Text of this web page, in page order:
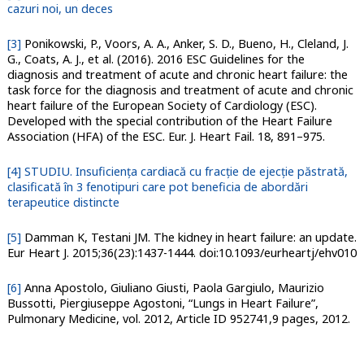
cazuri noi, un deces
[3] Ponikowski, P., Voors, A. A., Anker, S. D., Bueno, H., Cleland, J.
G., Coats, A. J., et al. (2016). 2016 ESC Guidelines for the
diagnosis and treatment of acute and chronic heart failure: the
task force for the diagnosis and treatment of acute and chronic
heart failure of the European Society of Cardiology (ESC).
Developed with the special contribution of the Heart Failure
Association (HFA) of the ESC. Eur. J. Heart Fail. 18, 891–975.
[4] STUDIU. Insuficiența cardiacă cu fracție de ejecție păstrată,
clasificată în 3 fenotipuri care pot beneficia de abordări
terapeutice distincte
[5] Damman K, Testani JM. The kidney in heart failure: an update.
Eur Heart J. 2015;36(23):1437-1444. doi:10.1093/eurheartj/ehv010
[6] Anna Apostolo, Giuliano Giusti, Paola Gargiulo, Maurizio
Bussotti, Piergiuseppe Agostoni, “Lungs in Heart Failure”,
Pulmonary Medicine, vol. 2012, Article ID 952741,9 pages, 2012.